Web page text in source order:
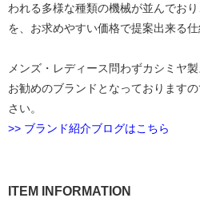
われる多様な種類の機械が並んでお
を、お求めやすい価格で提案出来る仕
メンズ・レディース問わずカシミヤ
お勧めのブランドとなっております
さい。
>> ブランド紹介ブログはこちら
ITEM INFORMATION